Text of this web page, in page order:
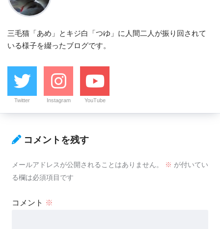
三毛猫「あめ」とキジ白「つゆ」に人間二人が振り回されて
いる様子を綴ったブログです。
Twitter Instagram YouTube
コメントを残す
メールアドレスが公開されることはありません。 ※ が付いてい
る欄は必須項目です
コメント ※